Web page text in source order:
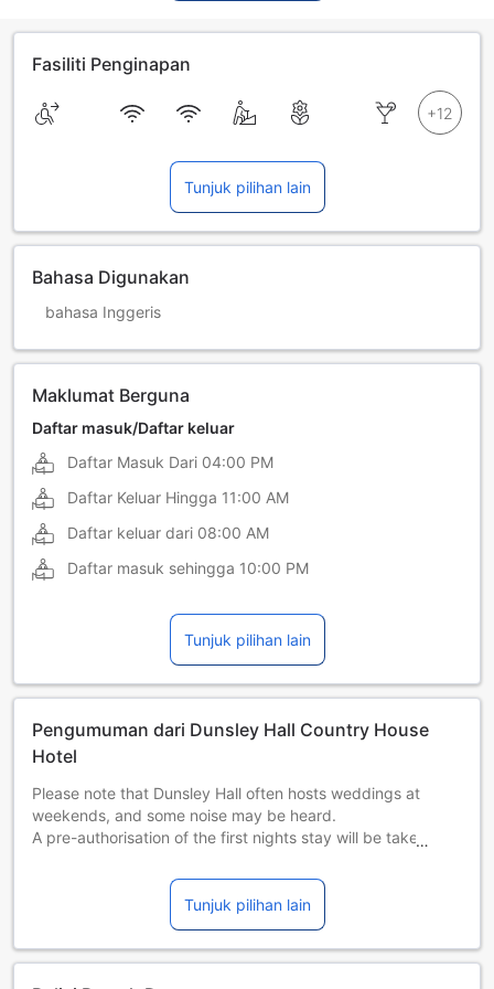
Fasiliti Penginapan
Tunjuk pilihan lain
Bahasa Digunakan
bahasa Inggeris
Maklumat Berguna
Daftar masuk/Daftar keluar
Daftar Masuk Dari 04:00 PM
Daftar Keluar Hingga 11:00 AM
Daftar keluar dari 08:00 AM
Daftar masuk sehingga 10:00 PM
Tunjuk pilihan lain
Pengumuman dari Dunsley Hall Country House
Hotel
Please note that Dunsley Hall often hosts weddings at
weekends, and some noise may be heard.
A pre-authorisation of the first nights stay will be taken 10
Tunjuk pilihan lain